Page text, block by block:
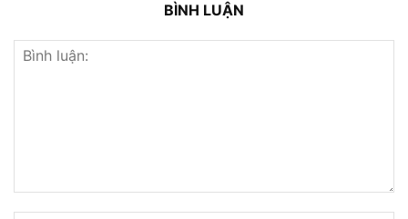
BÌNH LUẬN